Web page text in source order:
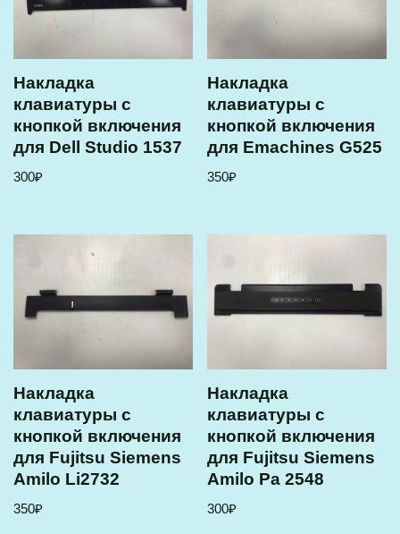
Накладка
клавиатуры с
кнопкой включения
для Dell Studio 1537
300₽
Накладка
клавиатуры с
кнопкой включения
для Emachines G525
350₽
Накладка
клавиатуры с
кнопкой включения
для Fujitsu Siemens
Amilo Li2732
350₽
Накладка
клавиатуры с
кнопкой включения
для Fujitsu Siemens
Amilo Pa 2548
300₽